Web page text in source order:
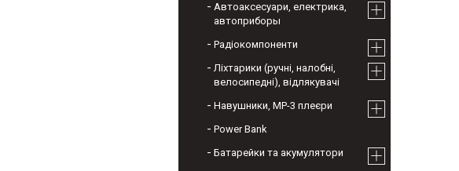
Автоаксесуари, електрика,
автоприборы
Радіокомпоненти
Ліхтарики (ручні, налобні,
велосипедні), відлякувачі
Навушники, МР-3 плеєри
Power Bank
Батарейки та акумулятори